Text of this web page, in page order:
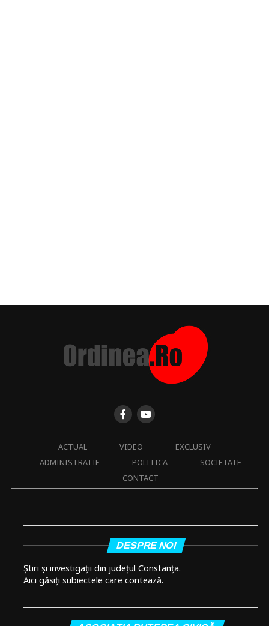
ACTUAL VIDEO
EXCLUSIV
ADMINISTRATIE
POLITICA
SOCIETATE
CONTACT
DESPRE NOI
Știri și investigații din județul Constanța.
Aici găsiți subiectele care contează.